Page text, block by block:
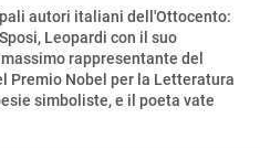
autori italiani dell'Ottocento:
Leopardi con il suo
rappresentante del
Premio Nobel per la Letteratura
simboliste, e il poeta vate